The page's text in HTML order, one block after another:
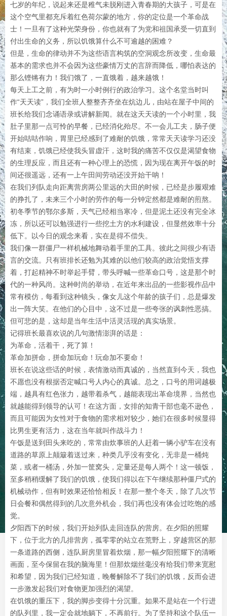
七岁的年纪，说起来还是稚气未脱刚进入青春期的大孩子，可是在
这个空气里都充斥着红色荷尔蒙的地方，你的定位是一个革命战
士！一旦有了这种光荣身份，你也就有了为党和祖国承受一切直到
付出生命的义务，所以饥饿算什么不可逾越的困难？
但是，生命的律动并不为这些语言构筑的空洞观念所改变，生命最
基本的需求也并不会因为这些豪情万丈的言辞而降低，哪怕表达的
那么铿锵有力！我们饿了，一直饿着，越来越饿！
每天上工之前，有为时一小时例行的政治学习。这个名堂当时叫
作“天天读”，我们全班人整整齐齐坐在炕边儿，由站在屋子中间的
班长给我们念诵语录或讲解新闻。就在这天天读的一个小时里，我
肚子里那一点可怜的早餐，已经消化殆尽。不一会儿工夫，肠子便
开始咕咕作响，胃里已经感到了难耐的饥饿，常常天天读学习还没
有结束，饥饿已经使我头冒虚汗，这时我的痛苦不仅仅是渴望食物
的生理反应，而且还有一种心理上的恐慌，因为现在离开午饭的时
间还很遥远，还有一上午田间劳动还没开始干呐！
在我们列队走向距离营房两公里远的大田的时候，已经是步履艰难
的挣扎了，未来三个小时的劳作的每一分钟定然都是难耐的煎熬。
初冬季节的鄂尔多斯，天气已经相当寒冷，但是泥土还没有完全冰
冻，所以还可以勉强进行一些挖土方的水利建设，但显然效率十分
低下。以今日的观念来看，实在是得不偿失。
我们像一群僵尸一样机械地舞动着手里的工具。彼此之间很少有语
言的交流。只有班排长还勉为其难的以他们较高的政治觉悟支撑
着，打起精神不时举起手臂，带头呼喊一些革命口号，这是那个时
代的一种风尚。这种时尚的举动，在近年来出品的一些影视作品中
常有模仿，每看到这种镜头，像女儿这个年龄的孩子们，总是爆发
出一阵大笑。在他们的心目中，这不过是一些夸张的讽刺性恶搞。
但可悲的是，这却是当年生活中活灵活现的真实场景。
记得班长最喜欢说的几句激情澎湃的话是：
为革命，活着干，死了算！
革命加拼命，拼命加玩命！玩命加不要命！
班长在说这些话的时候，表情激动而真诚的，当然直到今天，我也
不愿也没有根据否定喊口号人内心的真诚。总之，口号的用词越极
端，越具有红色张力，越带着杀气，越能表现出革命境界，当然也
就越能得到领导的认可！在这方面，女排的知青干部也毫不逊色，
而且可能因为女性对于食物的需求相对较少，她们在很多时候显得
比男生更有活力，这在当年就叫作战斗力！
午饭是送到田头来吃的，常常由炊事班的人赶着一辆小驴车在没有
道路的草原上颠簸着送过来，种类几乎没有变化，无非是一桶炖
菜，或者一桶汤，外加一筐窝头，定量还是每人两个！这一顿饭，
至多稍稍缓解了我们的饥饿，使我们得以在下午继续那种僵尸式的
机械动作，但有时效果还恰恰相反！在那一整个冬天，除了几次节
日会餐和偶然得到的几次意外机会，我们再也没有体会过吃饱的感
觉。
夕阳西下的时候，我们开始列队走回连队的营房。在夕阳的照耀
下，位于北方的几排营房，孤零零的站立在荒野上，穿越营区的那
一条道路的西侧，连队厨房里冒着炊烟，那一幅夕阳照耀下的清晰
画面，至今保留在我的脑海里！但那炊烟丝毫没有给我们带来宽慰
和希望，因为我们已经知道，晚餐解除不了我们的饥饿，反而会进
一步激发起我们对食物更加强烈的渴望。
在饥饿的重压下，我的脚步变得十分沉重。如果不是站在一个行进
的队列里，我一定会就地躺下，不再前行。为了坚持和这个队伍一